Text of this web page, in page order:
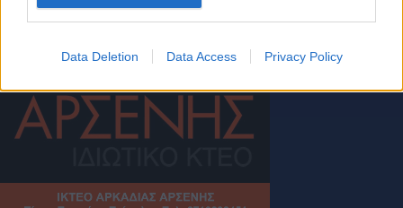
Data Deletion Data Access Privacy Policy